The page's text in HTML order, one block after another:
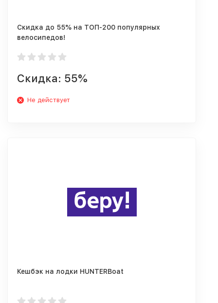
Скидка до 55% на ТОП-200 популярных
велосипедов!
Скидка: 55%
Не действует
Кешбэк на лодки HUNTERBoat